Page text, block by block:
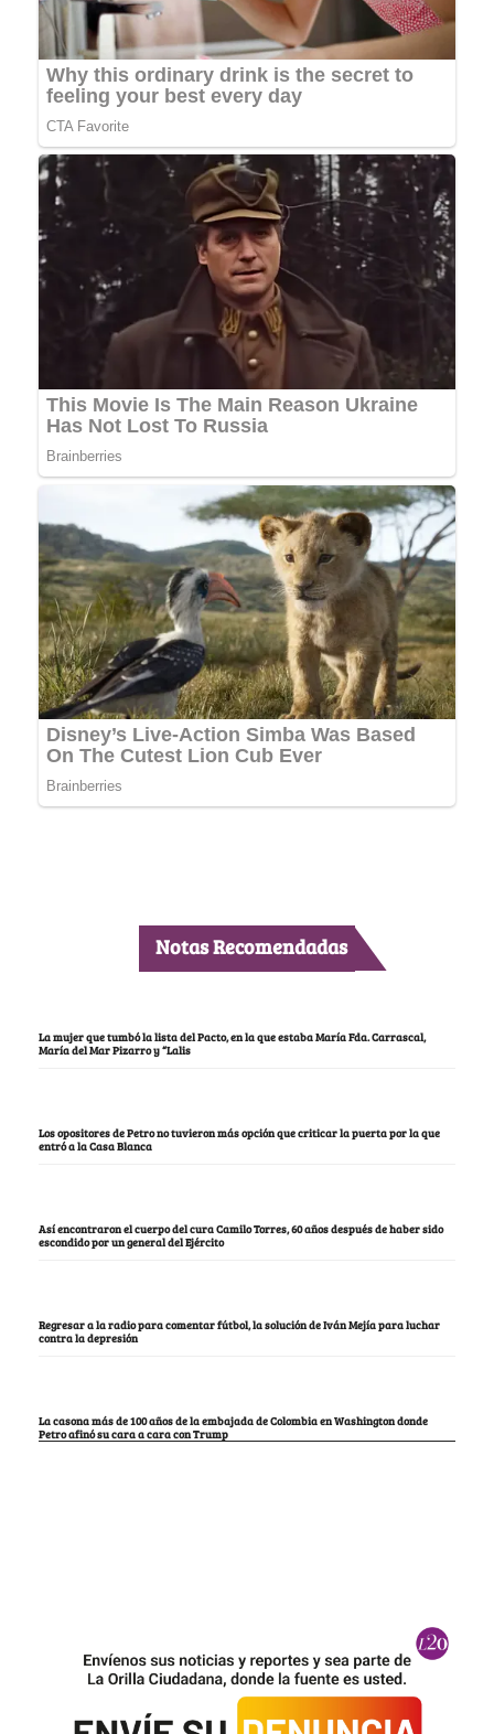
Notas Recomendadas
La mujer que tumbó la lista del Pacto, en la que estaba María Fda. Carrascal,
María del Mar Pizarro y “Lalis
Los opositores de Petro no tuvieron más opción que criticar la puerta por la que
entró a la Casa Blanca
Así encontraron el cuerpo del cura Camilo Torres, 60 años después de haber sido
escondido por un general del Ejército
Regresar a la radio para comentar fútbol, la solución de Iván Mejía para luchar
contra la depresión
La casona más de 100 años de la embajada de Colombia en Washington donde
Petro afinó su cara a cara con Trump